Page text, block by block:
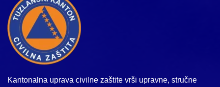
Kantonalna uprava civilne zaštite vrši upravne, stručne